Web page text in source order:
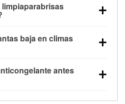
perder hasta la mitad de
cerca de los 0 °F, lo que
disolver la sal y la nieve
para mejorar la visibilidad.
baja en climas
10 °F que baja la
más información sobre
antes